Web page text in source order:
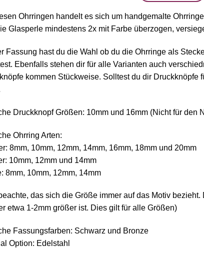
Ohrringen handelt es sich um handgemalte
Glasperle mindestens 2x mit Farbe überzogen,
Fassung hast du die Wahl ob du die Ohrringe als
Ebenfalls stehen dir für alle Varianten auch
kommen Stückweise. Solltest du dir
Druckknopf Größen: 10mm und 16mm (Nicht für den
Ohrring Arten:
8mm, 10mm, 12mm, 14mm, 16mm, 18mm und 20mm
10mm, 12mm und 14mm
8mm, 10mm, 12mm, 14mm
das sich die Größe immer auf das Motiv
etwa 1-2mm größer ist. Dies gilt für alle Größen)
Fassungsfarben: Schwarz und Bronze
Option: Edelstahl